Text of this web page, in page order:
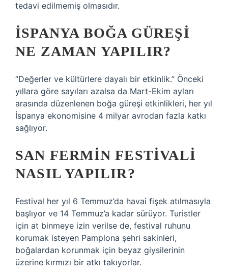
tedavi edilmemiş olmasıdır.
İSPANYA BOĞA GÜREŞI
NE ZAMAN YAPILIR?
“Değerler ve kültürlere dayalı bir etkinlik.” Önceki
yıllara göre sayıları azalsa da Mart-Ekim ayları
arasında düzenlenen boğa güreşi etkinlikleri, her yıl
İspanya ekonomisine 4 milyar avrodan fazla katkı
sağlıyor.
SAN FERMIN FESTIVALI
NASIL YAPILIR?
Festival her yıl 6 Temmuz’da havai fişek atılmasıyla
başlıyor ve 14 Temmuz’a kadar sürüyor. Turistler
için at binmeye izin verilse de, festival ruhunu
korumak isteyen Pamplona şehri sakinleri,
boğalardan korunmak için beyaz giysilerinin
üzerine kırmızı bir atkı takıyorlar.